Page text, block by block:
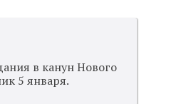
в канун Нового
5 января.